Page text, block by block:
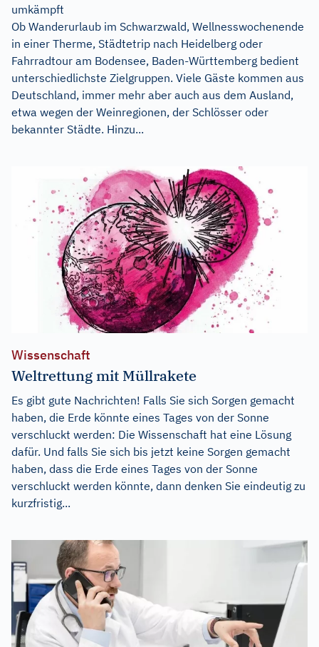
umkämpft
Ob Wanderurlaub im Schwarzwald, Wellnesswochenende
in einer Therme, Städtetrip nach Heidelberg oder
Fahrradtour am Bodensee, Baden-Württemberg bedient
unterschiedlichste Zielgruppen. Viele Gäste kommen aus
Deutschland, immer mehr aber auch aus dem Ausland,
etwa wegen der Weinregionen, der Schlösser oder
bekannter Städte. Hinzu...
Wissenschaft
Weltrettung mit Müllrakete
Es gibt gute Nachrichten! Falls Sie sich Sorgen gemacht
haben, die Erde könnte eines Tages von der Sonne
verschluckt werden: Die Wissenschaft hat eine Lösung
dafür. Und falls Sie sich bis jetzt keine Sorgen gemacht
haben, dass die Erde eines Tages von der Sonne
verschluckt werden könnte, dann denken Sie eindeutig zu
kurzfristig...